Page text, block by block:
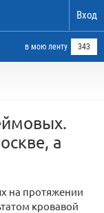
Вход
в мою ленту 343
а
на протяжении
кровавой